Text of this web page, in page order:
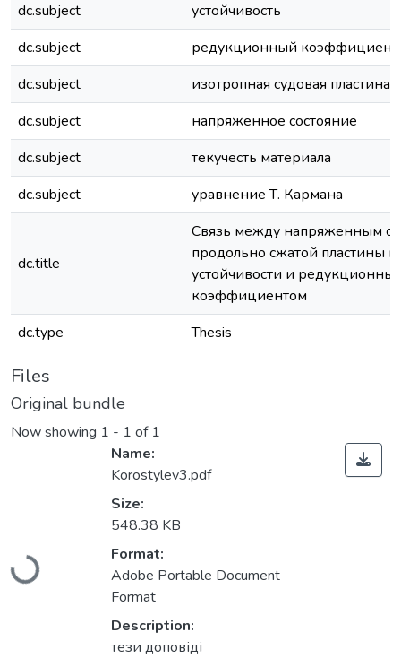
dc.subject
устойчивость
dc.subject
редукционный коэффициент
dc.subject
изотропная судовая пластина
dc.subject
напряженное состояние
dc.subject
текучесть материала
dc.subject
уравнение Т. Кармана
dc.title
Связь между напряженным
продольно сжатой пластины
устойчивости и
коэффициентом
dc.type
Thesis
Files
Original bundle
Now showing 1 - 1 of 1
Loading...
Name:
Korostylev3.pdf
Size:
548.38 KB
Format:
Adobe Portable Document
Format
Description:
тези доповіді